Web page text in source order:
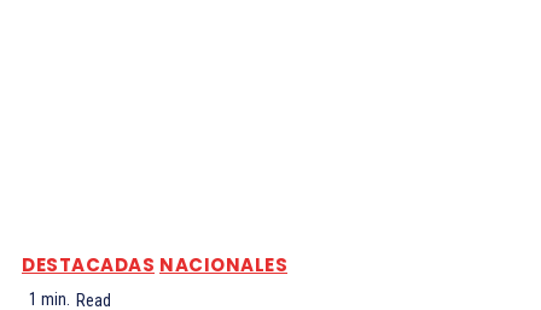
DESTACADAS NACIONALES
1 min. Read